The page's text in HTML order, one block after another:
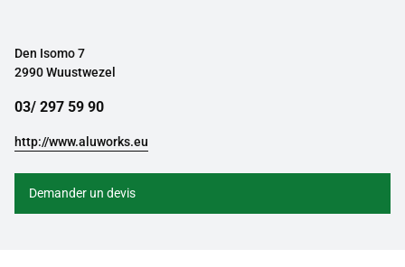
Den Isomo 7
2990 Wuustwezel
03/ 297 59 90
http://www.aluworks.eu
Demander un devis